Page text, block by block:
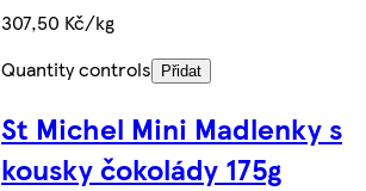
307,50 Kč/kg
Quantity controls
Přidat
St Michel Mini Madlenky s
kousky čokolády 175g